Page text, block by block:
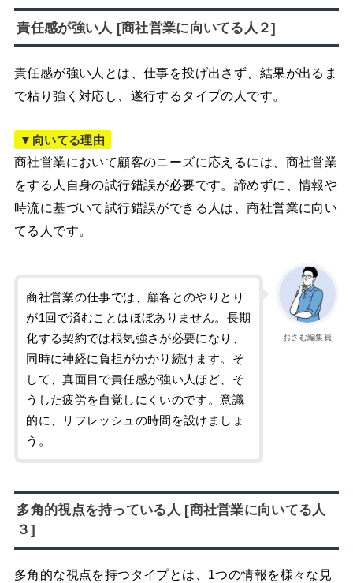
責任感が強い人 [商社営業に向いてる人２]
責任感が強い人とは、仕事を投げ出さず、結果が出るま
で粘り強く対応し、遂行するタイプの人です。
▼向いてる理由
商社営業において顧客のニーズに応えるには、商社営業
をする人自身の試行錯誤が必要です。諦めずに、情報や
時流に基づいて試行錯誤ができる人は、商社営業に向い
てる人です。
おさむ編集員
商社営業の仕事では、顧客とのやりとり
が1回で済むことはほぼありません。長期
化する契約では根気強さが必要になり、
同時に神経に負担がかかり続けます。そ
して、真面目で責任感が強い人ほど、そ
うした疲労を自覚しにくいのです。意識
的に、リフレッシュの時間を設けましょ
う。
多角的視点を持っている人 [商社営業に向いてる人
３]
多角的な視点を持つタイプとは、1つの情報を様々な見